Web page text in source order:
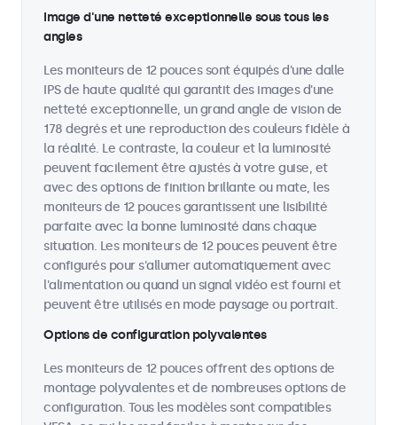
Image d'une netteté exceptionnelle sous tous les
angles
Les moniteurs de 12 pouces sont équipés d'une dalle
IPS de haute qualité qui garantit des images d'une
netteté exceptionnelle, un grand angle de vision de
178 degrés et une reproduction des couleurs fidèle à
la réalité. Le contraste, la couleur et la luminosité
peuvent facilement être ajustés à votre guise, et
avec des options de finition brillante ou mate, les
moniteurs de 12 pouces garantissent une lisibilité
parfaite avec la bonne luminosité dans chaque
situation. Les moniteurs de 12 pouces peuvent être
configurés pour s'allumer automatiquement avec
l'alimentation ou quand un signal vidéo est fourni et
peuvent être utilisés en mode paysage ou portrait.
Options de configuration polyvalentes
Les moniteurs de 12 pouces offrent des options de
montage polyvalentes et de nombreuses options de
configuration. Tous les modèles sont compatibles